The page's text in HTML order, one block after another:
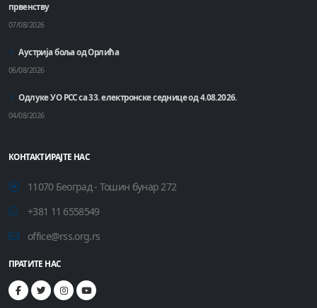
првенству
07/08/2026
Аустрија боља од Орлића
06/08/2026
Одлуке УО РСС са 33. електронске седнице од 4.08.2026.
04/08/2026
КОНТАКТИРАЈТЕ НАС
11070 Београд - Тошин бунар 272
+381 11 6558549
office@rss.org.rs
ПРАТИТЕ НАС